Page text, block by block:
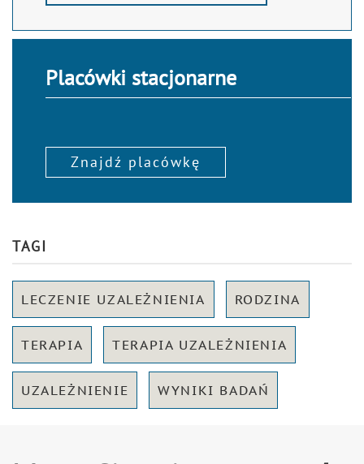
Placówki stacjonarne
Znajdź placówkę
TAGI
LECZENIE UZALEŻNIENIA RODZINA
TERAPIA TERAPIA UZALEŻNIENIA
UZALEŻNIENIE WYNIKI BADAŃ